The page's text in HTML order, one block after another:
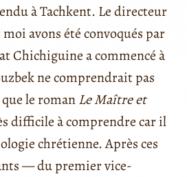
à Tachkent. Le directeur
avons été convoqués par
Chichiguine a commencé à
ne comprendrait pas
le romanLe Maître et
difficile à comprendre car il
chrétienne. Après ces
— du premier vice-